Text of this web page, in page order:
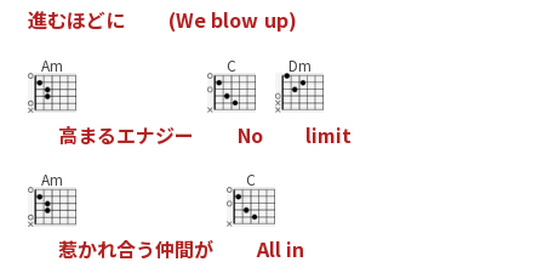
進むほどに (We blow up)
Am
高まるエナジー
C
No
Dm
limit
Am
惹かれ合う仲間が
C
All in